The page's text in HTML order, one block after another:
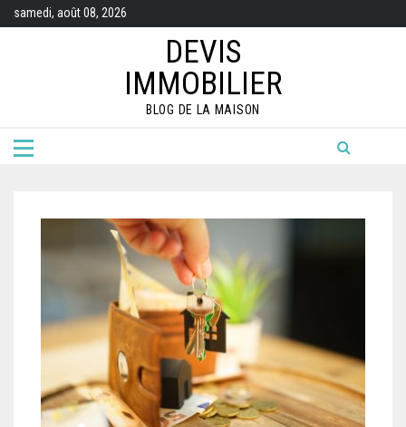
samedi, août 08, 2026
DEVIS
IMMOBILIER
BLOG DE LA MAISON